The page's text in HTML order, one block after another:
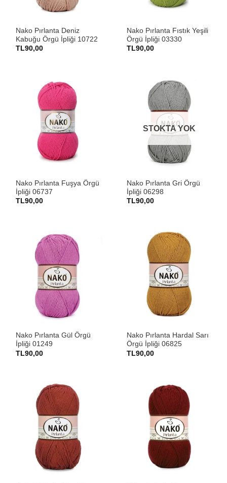
Nako Pırlanta Deniz
Kabuğu Örgü İpliği 10722
TL90,00
Nako Pırlanta Fıstık Yeşili
Örgü İpliği 03330
TL90,00
Nako Pırlanta Fuşya Örgü
İpliği 06737
TL90,00
STOKTA YOK
Nako Pırlanta Gri Örgü
İpliği 06298
TL90,00
Nako Pırlanta Gül Örgü
İpliği 01249
TL90,00
Nako Pırlanta Hardal Sarı
Örgü İpliği 06825
TL90,00